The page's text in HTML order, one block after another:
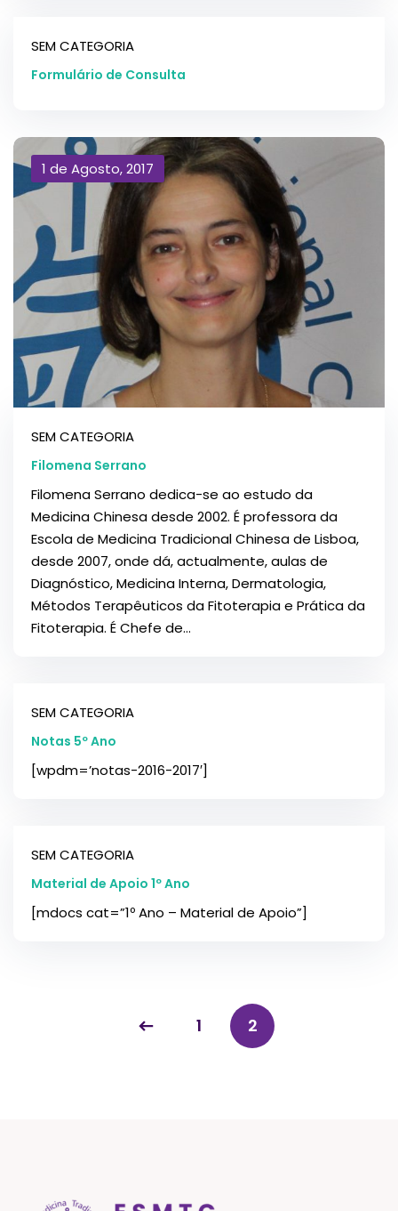
SEM CATEGORIA
Formulário de Consulta
1 de Agosto, 2017
SEM CATEGORIA
Filomena Serrano
Filomena Serrano dedica-se ao estudo da
Medicina Chinesa desde 2002. É professora da
Escola de Medicina Tradicional Chinesa de Lisboa,
desde 2007, onde dá, actualmente, aulas de
Diagnóstico, Medicina Interna, Dermatologia,
Métodos Terapêuticos da Fitoterapia e Prática da
Fitoterapia. É Chefe de...
SEM CATEGORIA
Notas 5º Ano
[wpdm=’notas-2016-2017′]
SEM CATEGORIA
Material de Apoio 1º Ano
[mdocs cat=”1º Ano – Material de Apoio”]
1 2